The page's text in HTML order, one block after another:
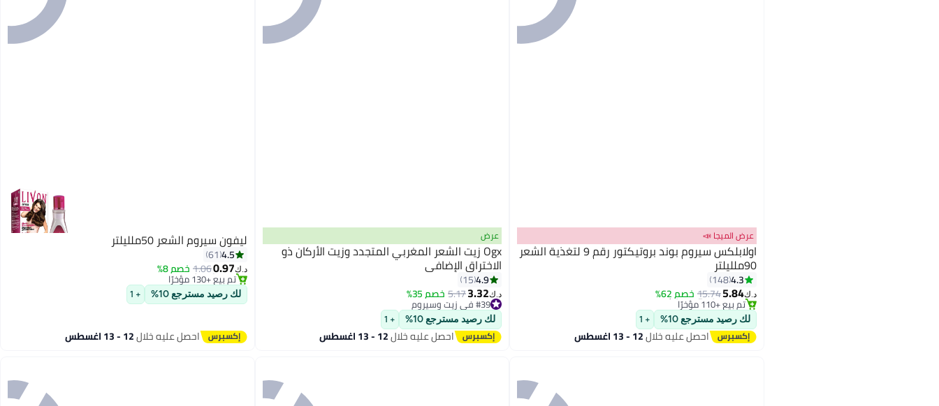
عرض الميجا 📣
اولابلكس سيروم بوند بروتيكتور رقم 9 لتغذية الشعر
90ملليلتر
4.3
148
د.ك‏5.84
15.74خصم 62%
#22 في زيت وسيروم
أقل سعر في 30 يوم
تم بيع +110 مؤخرًا
#22 في زيت وسيروم
لك رصيد مسترجع 10% + 1
احصل عليه خلال12 - 13 اغسطس
عرض
Ogx زيت الشعر المغربي المتجدد وزيت الأركان ذو
الاختراق الإضافي
4.9
15
د.ك‏3.32
5.17خصم 35% #39 في زيت وسيروم
أقل سعر في 30 يوم
بتخلّص بسرعة
تم بيع +80 مؤخرًا
#39 في زيت وسيروم
لك رصيد مسترجع 10% + 1
احصل عليه خلال12 - 13 اغسطس
ليفون سيروم الشعر 50ملليلتر
4.5
61
د.ك‏0.97
1.06خصم 8%
#30 في زيت وسيروم
بتخلّص بسرعة
تم بيع +130 مؤخرًا
#30 في زيت وسيروم
لك رصيد مسترجع 10% + 1
احصل عليه خلال12 - 13 اغسطس